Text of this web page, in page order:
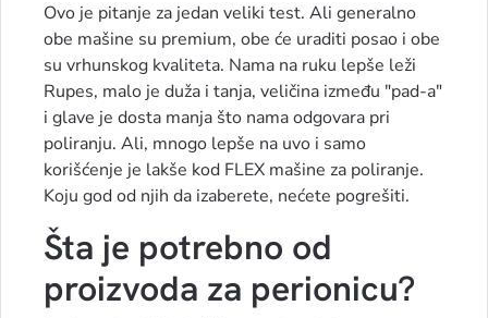
Ovo je pitanje za jedan veliki test. Ali generalno
obe mašine su premium, obe će uraditi posao i obe
su vrhunskog kvaliteta. Nama na ruku lepše leži
Rupes, malo je duža i tanja, veličina između "pad-a"
i glave je dosta manja što nama odgovara pri
poliranju. Ali, mnogo lepše na uvo i samo
korišćenje je lakše kod FLEX mašine za poliranje.
Koju god od njih da izaberete, nećete pogrešiti.
Šta je potrebno od
proizvoda za perionicu?